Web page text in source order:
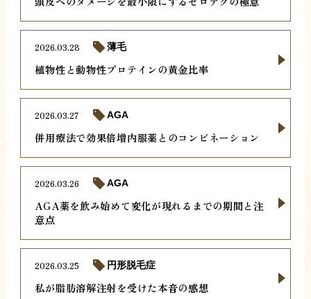
植物性と動物性プロテインの黄金比率
2026.03.28 薄毛
併用療法で効果倍増内服薬とのコンビネーション
2026.03.27 AGA
AGA薬を飲み始めて変化が現れるまでの期間と注
意点
2026.03.26 AGA
私が脂肪溶解注射を受けた本音の感想
2026.03.25 円形脱毛症